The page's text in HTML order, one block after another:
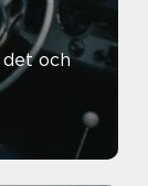
och